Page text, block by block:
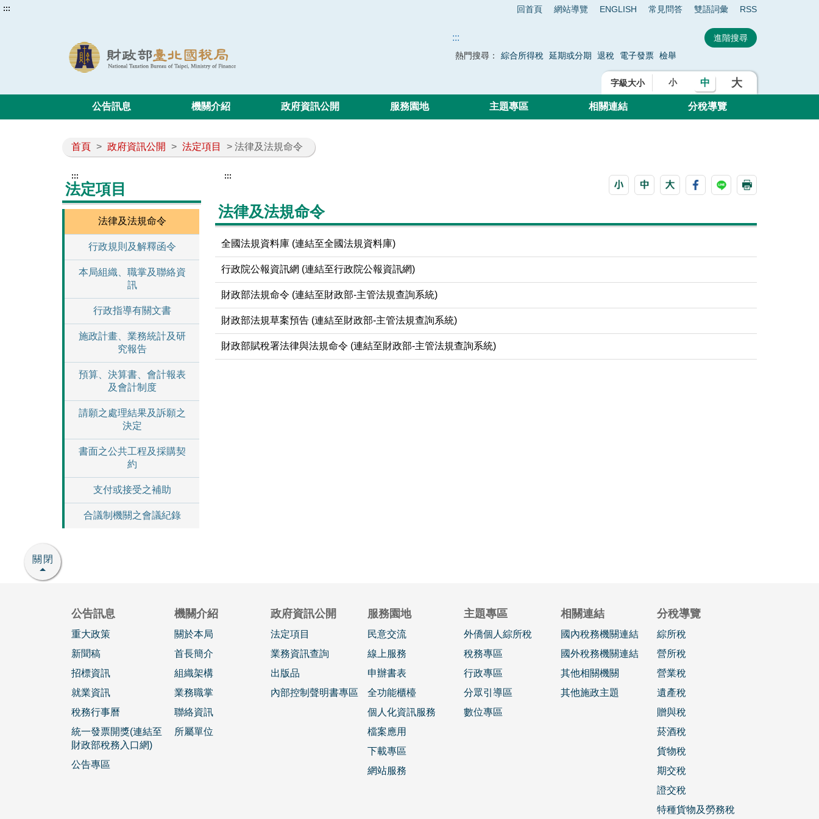
::: 回首頁 網站導覽 ENGLISH 常見問答 雙語詞彙 RSS
:::
熱門搜尋： 綜合所得稅 延期或分期 退稅 電子發票 檢舉
字級大小 小 中 大
公告訊息 機關介紹 政府資訊公開 服務園地 主題專區 相關連結 分稅導覽
首頁 > 政府資訊公開 > 法定項目 > 法律及法規命令
:::
法定項目
法律及法規命令
行政規則及解釋函令
本局組織、職掌及聯絡資
訊
行政指導有關文書
施政計畫、業務統計及研
究報告
預算、決算書、會計報表
及會計制度
請願之處理結果及訴願之
決定
書面之公共工程及採購契
約
支付或接受之補助
合議制機關之會議紀錄
:::
法律及法規命令
全國法規資料庫 (連結至全國法規資料庫)
行政院公報資訊網 (連結至行政院公報資訊網)
財政部法規命令 (連結至財政部-主管法規查詢系統)
財政部法規草案預告 (連結至財政部-主管法規查詢系統)
財政部賦稅署法律與法規命令 (連結至財政部-主管法規查詢系統)
關閉
公告訊息
重大政策
新聞稿
招標資訊
就業資訊
稅務行事曆
統一發票開獎(連結至
財政部稅務入口網)
公告專區
機關介紹
關於本局
首長簡介
組織架構
業務職掌
聯絡資訊
所屬單位
政府資訊公開
法定項目
業務資訊查詢
出版品
內部控制聲明書專區
服務園地
民意交流
線上服務
申辦書表
全功能櫃檯
個人化資訊服務
檔案應用
下載專區
網站服務
主題專區
外僑個人綜所稅
稅務專區
行政專區
分眾引導區
數位專區
相關連結
國內稅務機關連結
國外稅務機關連結
其他相關機關
其他施政主題
分稅導覽
綜所稅
營所稅
營業稅
遺產稅
贈與稅
菸酒稅
貨物稅
期交稅
證交稅
特種貨物及勞務稅